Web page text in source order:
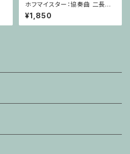
ホフマイスター：協奏曲 二長調
/ ヴィオラ・ピアノ
¥1,850